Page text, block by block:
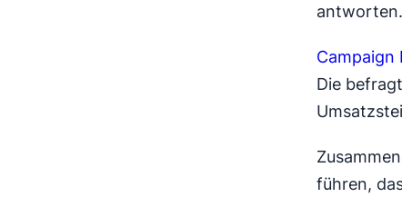
antworten.
Campaign
Die
führen,